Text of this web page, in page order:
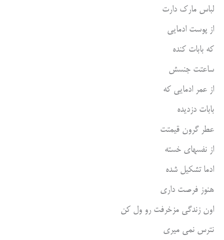
لباس مارک دارت
از پوست ادمایی
که بابات کنده
ساعتت جنسش
از عمر ادمایی که
بابات دزدیده
عطر گرون قیمتت
از نفسهای خسته
ادما تشکیل شده
هنوز فرصت داری
اون زندگی مزخرفت رو ول کن
نترس نمی میری